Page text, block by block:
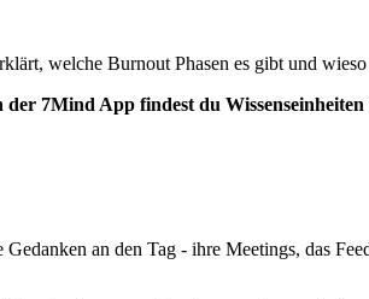
welche Burnout Phasen es gibt und
7Mind App findest du
an den Tag - ihre Meetings, das